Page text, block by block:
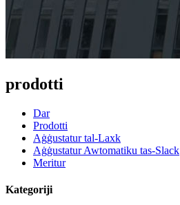
prodotti
Dar
Prodotti
Aġġustatur tal-Laxk
Aġġustatur Awtomatiku tas-Slack
Meritur
Kategoriji